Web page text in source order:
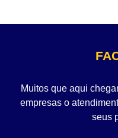
Muitos que aqui
empresas o
seus